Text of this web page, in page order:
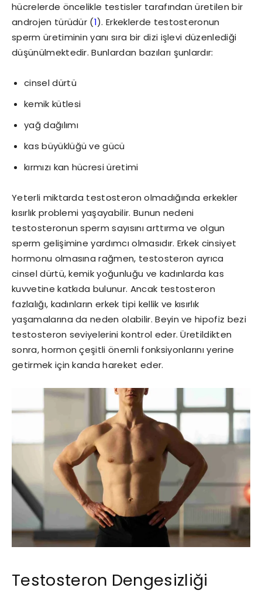
hücrelerde öncelikle testisler tarafından üretilen bir
androjen türüdür (1). Erkeklerde testosteronun
sperm üretiminin yanı sıra bir dizi işlevi düzenlediği
düşünülmektedir. Bunlardan bazıları şunlardır:
cinsel dürtü
kemik kütlesi
yağ dağılımı
kas büyüklüğü ve gücü
kırmızı kan hücresi üretimi
Yeterli miktarda testosteron olmadığında erkekler
kısırlık problemi yaşayabilir. Bunun nedeni
testosteronun sperm sayısını arttırma ve olgun
sperm gelişimine yardımcı olmasıdır. Erkek cinsiyet
hormonu olmasına rağmen, testosteron ayrıca
cinsel dürtü, kemik yoğunluğu ve kadınlarda kas
kuvvetine katkıda bulunur. Ancak testosteron
fazlalığı, kadınların erkek tipi kellik ve kısırlık
yaşamalarına da neden olabilir. Beyin ve hipofiz bezi
testosteron seviyelerini kontrol eder. Üretildikten
sonra, hormon çeşitli önemli fonksiyonlarını yerine
getirmek için kanda hareket eder.
Testosteron Dengesizliği